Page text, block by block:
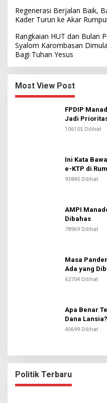
Regenerasi Berjalan Baik,
Kader Turun ke Akar
Rangkaian HUT dan Bulan
Syalom Karombasan
Bagi Tuhan Yesus
Most View Post
FPDIP
Jadi
106155 Dilihat
Ini Kata
e-KTP di
93845 Dilihat
AMPI
Dibahas
78969 Dilihat
Masa
Ada yang
62704 Dilihat
Apa Benar
Dana Lansia?
40699 Dilihat
Politik Terbaru